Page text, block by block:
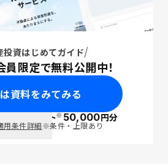
投資はじめてガイド
員限定で無料公開中！
資料をみてみる
ポイント※50,000円分
用条件詳細※条件・上限あり